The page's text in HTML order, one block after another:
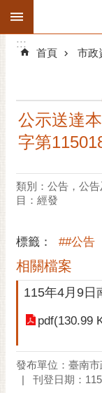
跳到主要內容區塊
搜
階
精彩府城
市府團隊
市政資訊
市民互動
偉
哲
:::
:::
首頁 市政
公示送達
字第
類別：公告，公告
目：經發
標籤： ##公告
相關檔案
115年4月9日
pdf(130.99
發布單位：臺南
刊登日期：